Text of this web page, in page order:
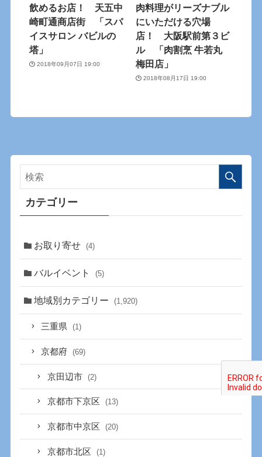
飲めるお店！ 天五中
崎町通商店街 「スパ
イスサロン バビルの
塔」
2018年09月07日 19:00
肉料理がリーズナブル
にいただける穴場
店！ 大阪駅前第３ビ
ル 「肉割烹 牛若丸
梅田店」
2018年08月17日 19:00
カテゴリー
お取り寄せ (4)
バルイベント (5)
地域別カテゴリー (1,920)
三重県 (1)
京都府 (69)
京田辺市 (2)
京都市下京区 (13)
京都市中京区 (20)
京都市北区 (1)